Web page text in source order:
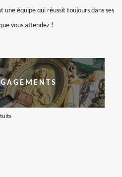
une équipe qui réussit toujours dans ses
vous attendez !